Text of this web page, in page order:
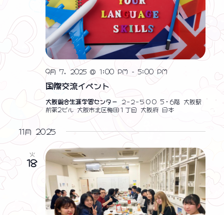
国際交流イベント
9月 7, 2025 @ 1:00 PM -5:00 PM
大阪総合生涯学習センター ２−２−５００ 5・6階 大阪駅
前第2ビル 大阪市北区梅田１丁目 大阪府 日本
11月 2025
火
18